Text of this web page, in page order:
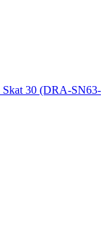
Skat 30 (DRA-SN63-